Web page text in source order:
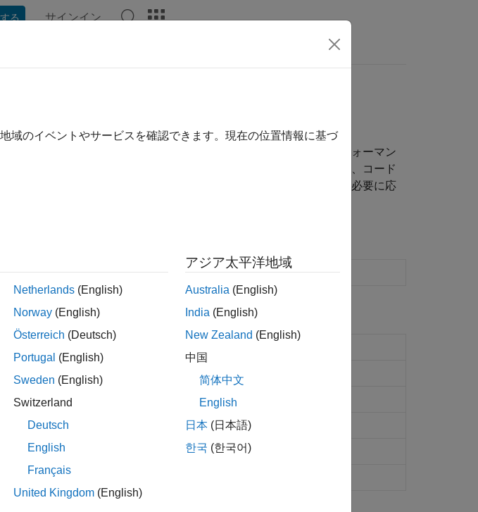
る サインイン
ォーマンスの改善
る
かつ読みやすく記述します。コードの最適化を急ぎ過ぎると、パフォーマン
にコードが複雑になる場合があります。速度が問題である場合には、コード
定し、コードをプロファイリングしてボトルネックを特定します。必要に応
ンスを向上させるためコードを実行し実行時間を計測
ッチから経過時間を読み取る
用される CPU 時間
必要な時間の測定
のプロファイル
チマーク
域のイベントやサービスを確認できます。現在の位置情報に基づ
Netherlands (English)
Norway (English)
Österreich (Deutsch)
Portugal (English)
Sweden (English)
Switzerland
Deutsch
English
Français
United Kingdom (English)
アジア太平洋地域
Australia (English)
India (English)
New Zealand (English)
中国
简体中文
English
日本 (日本語)
한국 (한국어)